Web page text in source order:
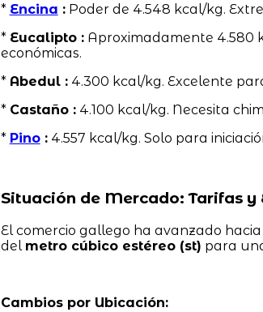
* Encina :Poder de 4.548 kcal/kg.
* Eucalipto :Aproximadamente 4.580
económicas.
* Abedul :4.300 kcal/kg. Excelente
* Castaño :4.100 kcal/kg. Necesita
* Pino:4.557 kcal/kg. Solo para
Situación de Mercado: Tarifas
El comercio gallego ha avanzado
del metro cúbico estéreo (st) para
Cambios por Ubicación: